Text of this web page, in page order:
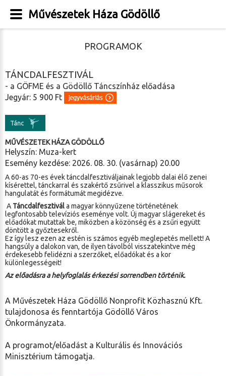
PROGRAMOK
TÁNCDALFESZTIVÁL
- a GÖFME és a Gödöllő Táncszínház előadása
Jegyár: 5 900 Ft
Tánc
MŰVÉSZETEK HÁZA GÖDÖLLŐ
Helyszín: Muza-kert
Esemény kezdése: 2026. 08. 30. (vasárnap) 20.00
A 60-as 70-es évek táncdalfesztiváljainak legjobb dalai élő zenei
kísérettel, tánckarral és szakértő zsűrivel a klasszikus műsorok
hangulatát és formátumát megidézve.
A Táncdalfesztivála magyar könnyűzene történetének
legfontosabb televíziós eseménye volt. Új magyar slágereket és
előadókat mutattak be, miközben a közönség és a zsűri együtt
döntött a győztesekről.
Ez így lesz ezen az estén is számos egyéb meglepetés mellett! A
hangsúly a dalokon van, de ilyen távolból visszatekintve még
érdekesebb felidézni a szerzőket, előadókat és a kor
különlegességeit!
Az előadásra a helyfoglalás érkezési sorrendben történik.
A Művészetek Háza Gödöllő Nonprofit Közhasznú Kft.
tulajdonosa és fenntartója Gödöllő Város
Önkormányzata.
A programot/előadást a Kulturális és Innovációs
Minisztérium támogatja.
Művészetek Háza Gödöllő